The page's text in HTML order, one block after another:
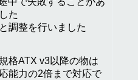
た
調整を行いました
格ATX v3以降の物は
能力の2倍まで対応で